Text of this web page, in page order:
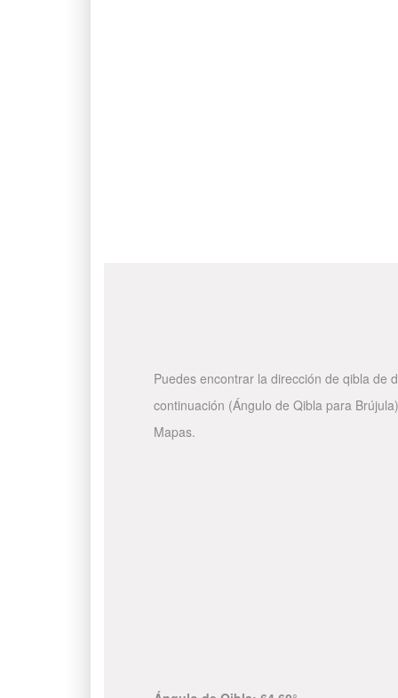
Puedes encontrar la dirección de qibla de
continuación (Ángulo de Qibla para
Mapas.